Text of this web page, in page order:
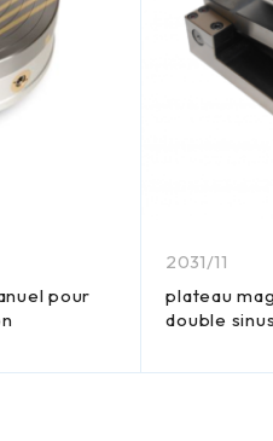
pour
2031/11
plateau
double